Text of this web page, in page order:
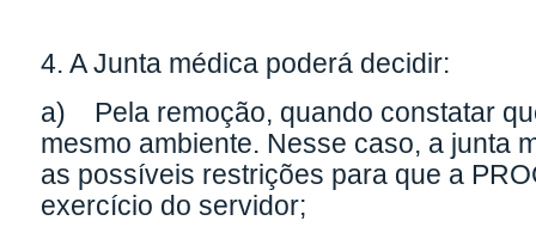
4. A Junta médica poderá decidir:
a) Pela remoção, quando constatar
mesmo ambiente. Nesse caso, a junta
as possíveis restrições para que a
exercício do servidor;